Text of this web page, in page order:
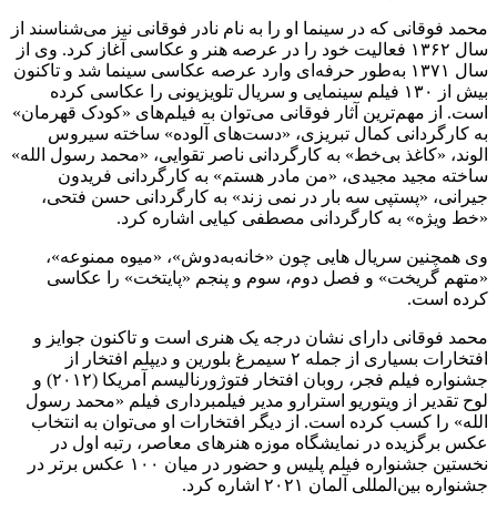
محمد فوقانی که در سینما او را به نام نادر فوقانی نیز می‌شناسند از
سال ۱۳۶۲ فعالیت خود را در عرصه هنر و عکاسی آغاز کرد. وی از
سال ۱۳۷۱ به‌طور حرفه‌ای وارد عرصه عکاسی سینما شد و تاکنون
بیش از ۱۳۰ فیلم سینمایی و سریال تلویزیونی را عکاسی کرده
است. از مهم‌ترین آثار فوقانی می‌توان به فیلم‌های «کودک قهرمان»
به کارگردانی کمال تبریزی، «دست‌های آلوده» ساخته سیروس
الوند، «کاغذ بی‌خط» به کارگردانی ناصر تقوایی، «محمد رسول الله»
ساخته مجید مجیدی، «من مادر هستم» به کارگردانی فریدون
جیرانی، «پستپی سه بار در نمی زند» به کارگردانی حسن فتحی،
«خط ویژه» به کارگردانی مصطفی کیایی اشاره کرد.
وی همچنین سریال هایی چون «خانه‌به‌دوش»، «میوه ممنوعه»،
«متهم گریخت» و فصل دوم، سوم و پنجم «پایتخت» را عکاسی
کرده است.
محمد فوقانی دارای نشان درجه یک هنری است و تاکنون جوایز و
افتخارات بسیاری از جمله ۲ سیمرغ بلورین و دیپلم افتخار از
جشنواره فیلم فجر، روبان افتخار فتوژورنالیسم آمریکا (۲۰۱۲) و
لوح تقدیر از ویتوریو استرارو مدیر فیلمبرداری فیلم «محمد رسول
الله» را کسب کرده است. از دیگر افتخارات او می‌توان به انتخاب
عکس برگزیده در نمایشگاه موزه هنرهای معاصر، رتبه اول در
نخستین جشنواره فیلم پلیس و حضور در میان ۱۰۰ عکس برتر در
جشنواره بین‌المللی آلمان ۲۰۲۱ اشاره کرد.